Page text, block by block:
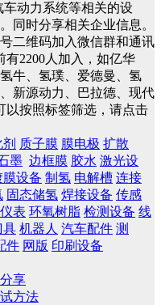
动力系统等相关的设
同时分享相关企业信息。
二维码加入微信群和通讯
有2200人加入，如亿华
牛、氢璞、爱德曼、氢
新源动力、巴拉德、现代
以按照标签筛选，请点击
质子膜 膜电极 扩散
墨 边框膜 胶水 激光设
膜设备 制氢 电解槽 连接
固态储氢 焊接设备 传感
表 环氧树脂 检测设备 线
具 机器人 汽车配件 测
件 网版 印刷设备
享
方法